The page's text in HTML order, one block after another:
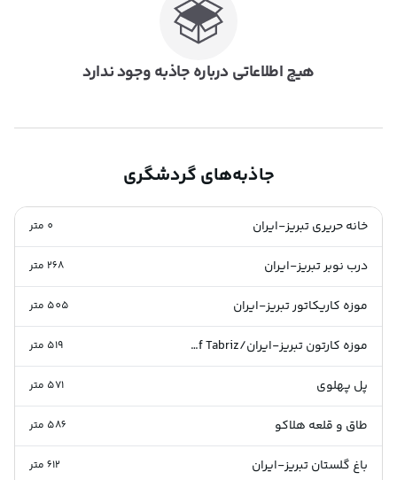
هیچ اطلاعاتی درباره جاذبه وجود ندارد
جاذبه‌های گردشگری
خانه حریری تبریز-ایران 0 متر
درب نوبر تبریز-ایران 268متر
موزه کاریکاتور تبریز-ایران 505 متر
موزه کارتون تبریز-ایران/Cartoon Museum of Tabriz 519 متر
پل پهلوی 571 متر
طاق و قلعه هلاکو 586 متر
باغ گلستان تبریز-ایران 612متر